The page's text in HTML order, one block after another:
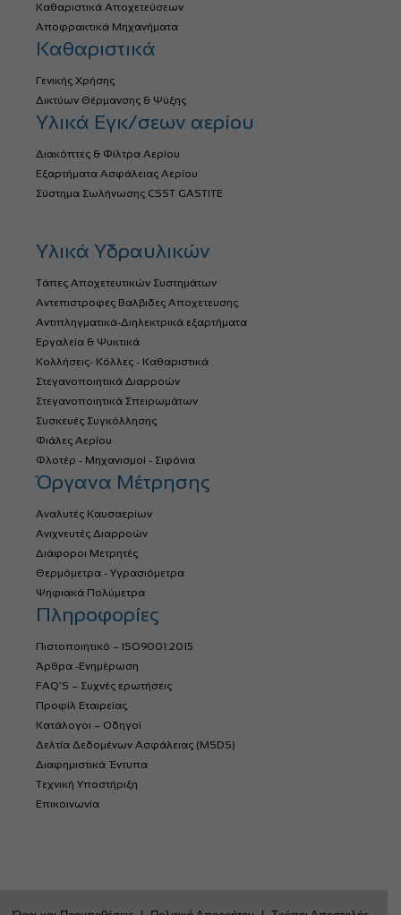
Καθαριστικά Αποχετεύσεων
Αποφρακτικά Μηχανήματα
Καθαριστικά
Γενικής Χρήσης
Δικτύων Θέρμανσης & Ψύξης
Υλικά Εγκ/σεων αερίου
Διακόπτες & Φίλτρα Αερίου
Εξαρτήματα Ασφάλειας Αερίου
Σύστημα Σωλήνωσης CSST GASTITE
Υλικά Υδραυλικών
Τάπες Αποχετευτικών Συστημάτων
Αντεπιστροφες Βαλβιδες Αποχετευσης
Αντιπληγματικά-Διηλεκτρικά εξαρτήματα
Εργαλεία & Ψυκτικά
Κολλήσεις- Κόλλες - Καθαριστικά
Στεγανοποιητικά Διαρροών
Στεγανοποιητικά Σπειρωμάτων
Συσκευές Συγκόλλησης
Φιάλες Αερίου
Φλοτέρ - Μηχανισμοί - Σιφόνια
Όργανα Μέτρησης
Αναλυτές Καυσαερίων
Ανιχνευτές Διαρροών
Διάφοροι Μετρητές
Θερμόμετρα - Υγρασιόμετρα
Ψηφιακά Πολύμετρα
Πληροφορίες
Πιστοποιητικό – ISO9001:2015
Άρθρα -Ενημέρωση
FAQ’S – Συχνές ερωτήσεις
Προφίλ Εταιρείας
Κατάλογοι – Οδηγοί
Δελτία Δεδομένων Ασφάλειας (MSDS)
Διαφημιστικά Έντυπα
Τεχνική Υποστήριξη
Επικοινωνία